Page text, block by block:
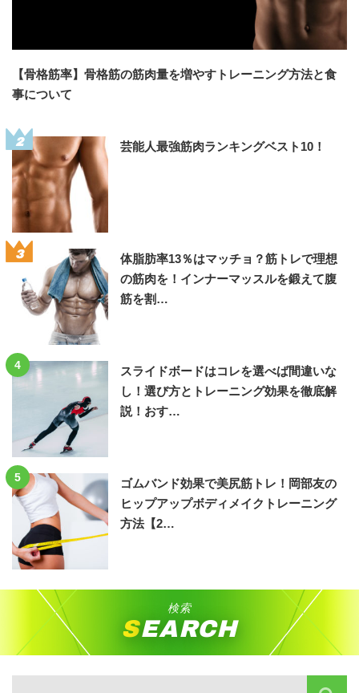
【骨格筋率】骨格筋の筋肉量を増やすトレーニング方法と食
事について
2 芸能人最強筋肉ランキングベスト10！
3
体脂肪率13％はマッチョ？筋トレで理想
の筋肉を！インナーマッスルを鍛えて腹
筋を割…
4
スライドボードはコレを選べば間違いな
し！選び方とトレーニング効果を徹底解
説！おす…
5
ゴムバンド効果で美尻筋トレ！岡部友の
ヒップアップボディメイクトレーニング
方法【2…
検索
SEARCH